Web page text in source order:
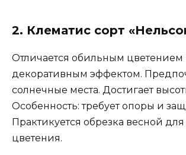
2. Клематис сорт
Отличается обильным
декоративным эффектом.
солнечные места. Достигает
Особенность: требует опоры и
Практикуется обрезка весной
цветения.